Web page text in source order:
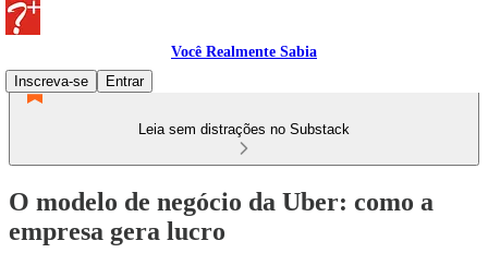
Você Realmente Sabia
Inscreva-se
Entrar
Leia sem distrações no Substack
O modelo de negócio da Uber: como a
empresa gera lucro